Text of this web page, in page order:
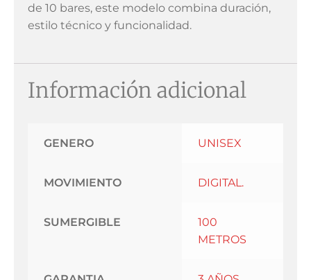
de 10 bares, este modelo combina duración,
estilo técnico y funcionalidad.
Información adicional
GENERO UNISEX
MOVIMIENTO DIGITAL.
SUMERGIBLE
100
METROS